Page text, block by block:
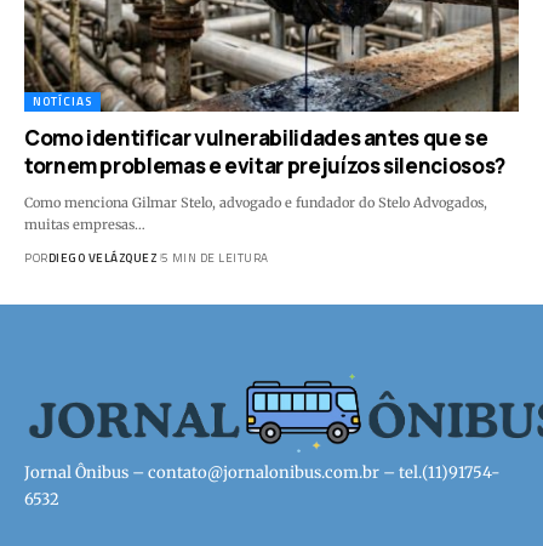
NOTÍCIAS
Como identificar vulnerabilidades antes que se
tornem problemas e evitar prejuízos silenciosos?
Como menciona Gilmar Stelo, advogado e fundador do Stelo Advogados,
muitas empresas…
PORDIEGO VELÁZQUEZ 5 MIN DE LEITURA
Jornal Ônibus – contato@jornalonibus.com.br – tel.(11)91754-
6532